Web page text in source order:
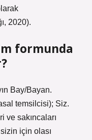
2020).
formunda
Bay/Bayan.
temsilcisi); Siz.
ve sakıncaları
için olası